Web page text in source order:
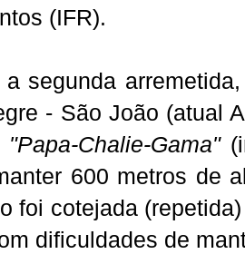
(IFR).
arremetida,
- São João (atual
"Papa-Chalie-Gama"
600 metros de
foi cotejada
dificuldades de